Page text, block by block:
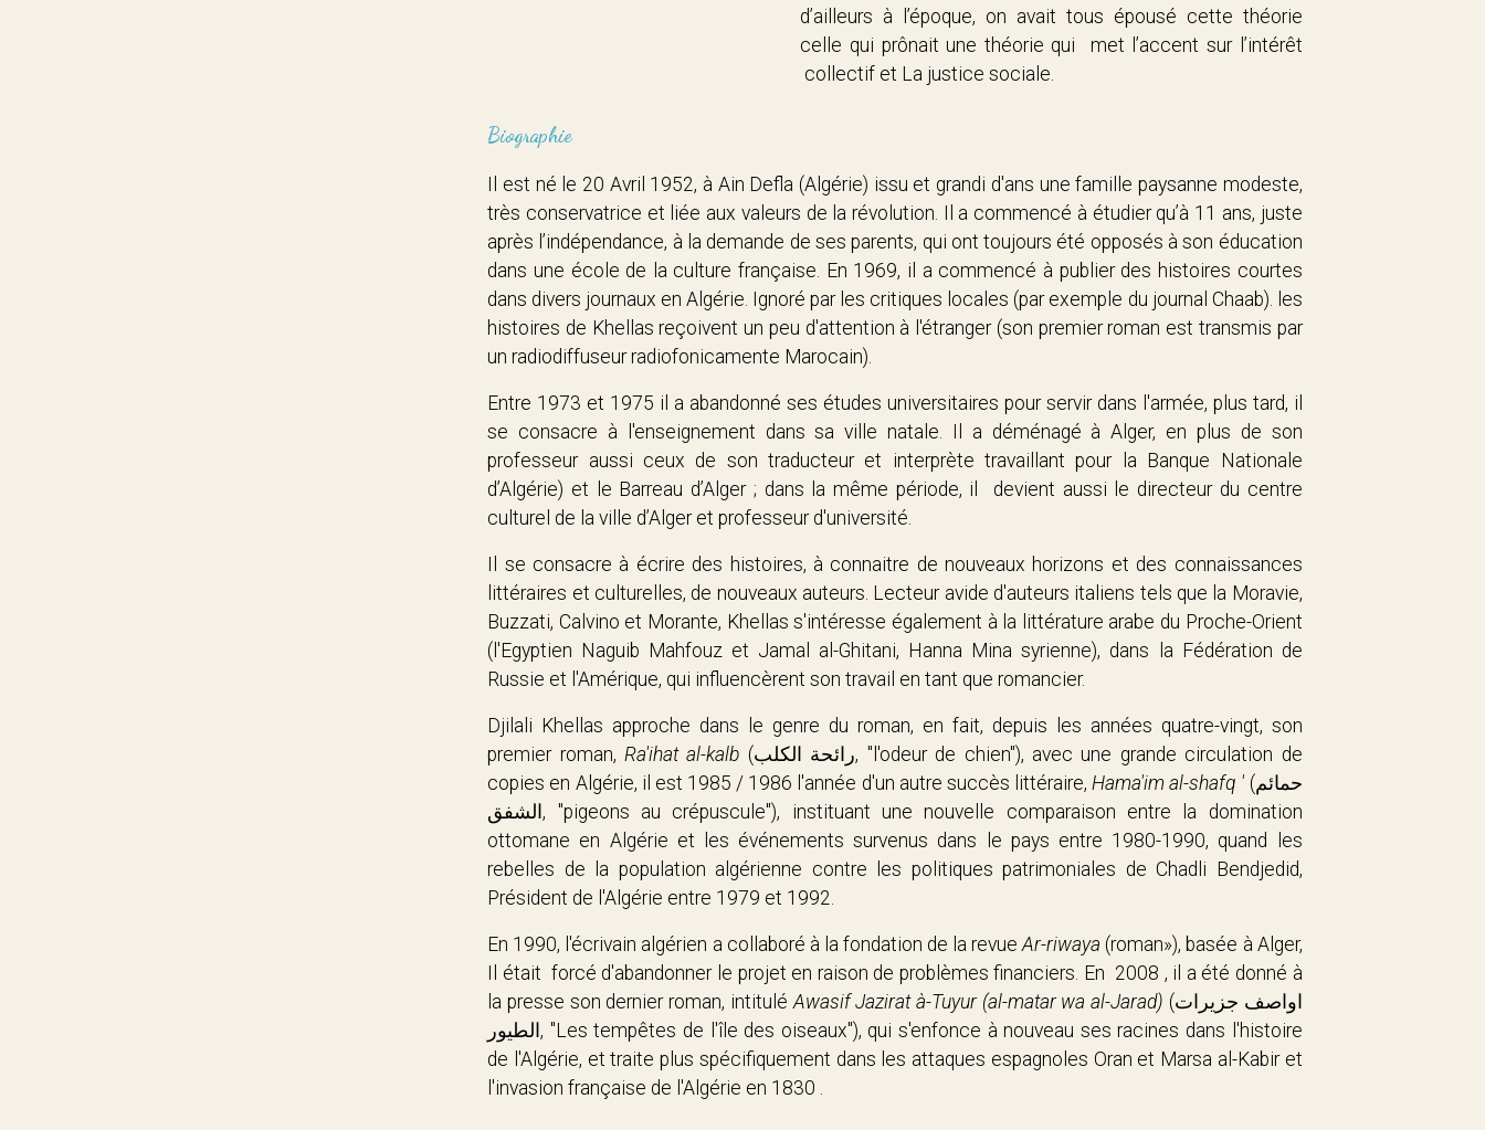
d’ailleurs à l’époque, on avait tous épousé cette théorie
celle qui prônait une théorie qui met l’accent sur l’intérêt
collectif et La justice sociale.
Biographie
Il est né le 20 Avril 1952, à Ain Defla (Algérie) issu et grandi d'ans une famille paysanne modeste,
très conservatrice et liée aux valeurs de la révolution. Il a commencé à étudier qu’à 11 ans, juste
après l’indépendance, à la demande de ses parents, qui ont toujours été opposés à son éducation
dans une école de la culture française. En 1969, il a commencé à publier des histoires courtes
dans divers journaux en Algérie. Ignoré par les critiques locales (par exemple du journal Chaab). les
histoires de Khellas reçoivent un peu d'attention à l'étranger (son premier roman est transmis par
un radiodiffuseur radiofonicamente Marocain).
Entre 1973 et 1975 il a abandonné ses études universitaires pour servir dans l'armée, plus tard, il
se consacre à l'enseignement dans sa ville natale. Il a déménagé à Alger, en plus de son
professeur aussi ceux de son traducteur et interprète travaillant pour la Banque Nationale
d’Algérie) et le Barreau d’Alger ; dans la même période, il devient aussi le directeur du centre
culturel de la ville d’Alger et professeur d'université.
Il se consacre à écrire des histoires, à connaitre de nouveaux horizons et des connaissances
littéraires et culturelles, de nouveaux auteurs. Lecteur avide d'auteurs italiens tels que la Moravie,
Buzzati, Calvino et Morante, Khellas s'intéresse également à la littérature arabe du Proche-Orient
(l'Egyptien Naguib Mahfouz et Jamal al-Ghitani, Hanna Mina syrienne), dans la Fédération de
Russie et l'Amérique, qui influencèrent son travail en tant que romancier.
Djilali Khellas approche dans le genre du roman, en fait, depuis les années quatre-vingt, son
premier roman,Ra'ihat al-kalb (رائحة الكلب, "l'odeur de chien"), avec une grande circulation de
copies en Algérie, il est 1985 / 1986 l'année d'un autre succès littéraire,Hama'im al-shafq ' (حمائم
الشفق, "pigeons au crépuscule"), instituant une nouvelle comparaison entre la domination
ottomane en Algérie et les événements survenus dans le pays entre 1980-1990, quand les
rebelles de la population algérienne contre les politiques patrimoniales deChadli
Bendjedid,
Président de l'Algérie entre 1979 et 1992.
En 1990, l'écrivain algérien a collaboré à la fondation de la revueAr-riwaya (roman»), basée à Alger,
Il était forcé d'abandonner le projet en raison de problèmes financiers. En 2008 , il a été donné à
la presse son dernier roman, intituléAwasif Jazirat à-Tuyur (al-matar wa al-Jarad) (اواصف جزيرات
الطيور, "Les tempêtes de l'île des oiseaux"), qui s'enfonce à nouveau ses racines dans l'histoire
de l'Algérie, et traite plus spécifiquement dans les attaques espagnoles Oran et Marsa al-Kabir et
l'invasion française de l'Algérie en 1830 .